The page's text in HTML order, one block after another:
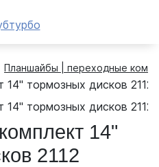
Планшайбы | переходные
14"
2112